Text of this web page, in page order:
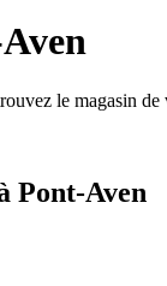
le magasin de
Pont-Aven